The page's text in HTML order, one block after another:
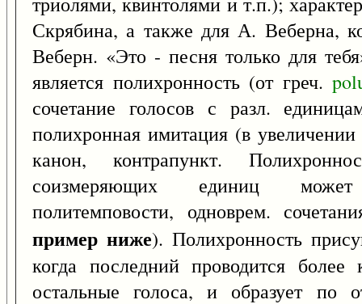
Скрябина, а также для А. Веберна,
Веберн. «Это - песня только для
является полихронность (от греч.
сочетание голосов с разл.
полихронная имитация (в
канон, контрапункт.
соизмеряющих единиц может
политемповости, одноврем.
пример ниже). Полихронность
когда последний проводится
остальные голоса, и образует по